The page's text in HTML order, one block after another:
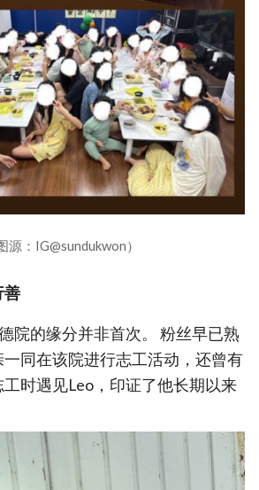
源：IG@sundukwon）
善
院的缘分并非首次。 粉丝早已熟
同在该院进行志工活动，还曾有
时遇见Leo，印证了他长期以来